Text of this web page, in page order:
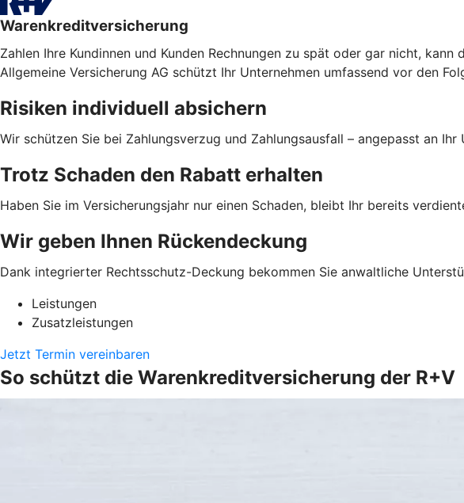
Warenkreditversicherung
Zahlen Ihre Kundinnen und Kunden Rechnungen zu spät oder gar nicht,
Allgemeine Versicherung AG schützt Ihr Unternehmen umfassend vor den
Risiken individuell absichern
Wir schützen Sie bei Zahlungsverzug und Zahlungsausfall – angepasst an Ihr
Trotz Schaden den Rabatt erhalten
Haben Sie im Versicherungsjahr nur einen Schaden, bleibt Ihr bereits
Wir geben Ihnen Rückendeckung
Dank integrierter Rechtsschutz-Deckung bekommen Sie anwaltliche
Leistungen
Zusatzleistungen
Jetzt Termin vereinbaren
So schützt die Warenkreditversicherung der R+V